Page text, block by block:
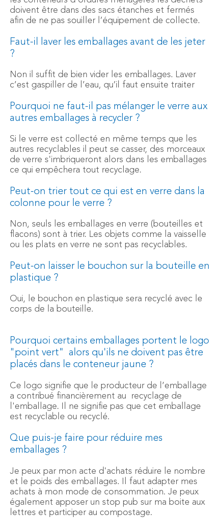
doivent être dans des sacs étanches et fermés
afin de ne pas souiller l’équipement de collecte.
Faut-il laver les emballages avant de les jeter
?
Non il suffit de bien vider les emballages. Laver
c’est gaspiller de l’eau, qu’il faut ensuite traiter
Pourquoi ne faut-il pas mélanger le verre aux
autres emballages à recycler ?
Si le verre est collecté en même temps que les
autres recyclables il peut se casser, des morceaux
de verre s'imbriqueront alors dans les emballages
ce qui empêchera tout recyclage.
Peut-on trier tout ce qui est en verre dans la
colonne pour le verre ?
Non, seuls les emballages en verre (bouteilles et
flacons) sont à trier. Les objets comme la vaisselle
ou les plats en verre ne sont pas recyclables.
Peut-on laisser le bouchon sur la bouteille en
plastique ?
Oui, le bouchon en plastique sera recyclé avec le
corps de la bouteille.
Pourquoi certains emballages portent le logo
"point vert" alors qu'ils ne doivent pas être
placés dans le conteneur jaune ?
Ce logo signifie que le producteur de l’emballage
a contribué financièrement au recyclage de
l'emballage. Il ne signifie pas que cet emballage
est recyclable ou recyclé.
Que puis-je faire pour réduire mes
emballages ?
Je peux par mon acte d'achats réduire le nombre
et le poids des emballages. Il faut adapter mes
achats à mon mode de consommation. Je peux
également apposer un stop pub sur ma boite aux
lettres et participer au compostage.